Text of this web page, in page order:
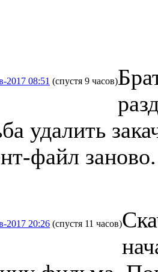
2017 08:51 (спустя 9 часов)
удалить
файл
2017 20:26 (спустя 11 часов)